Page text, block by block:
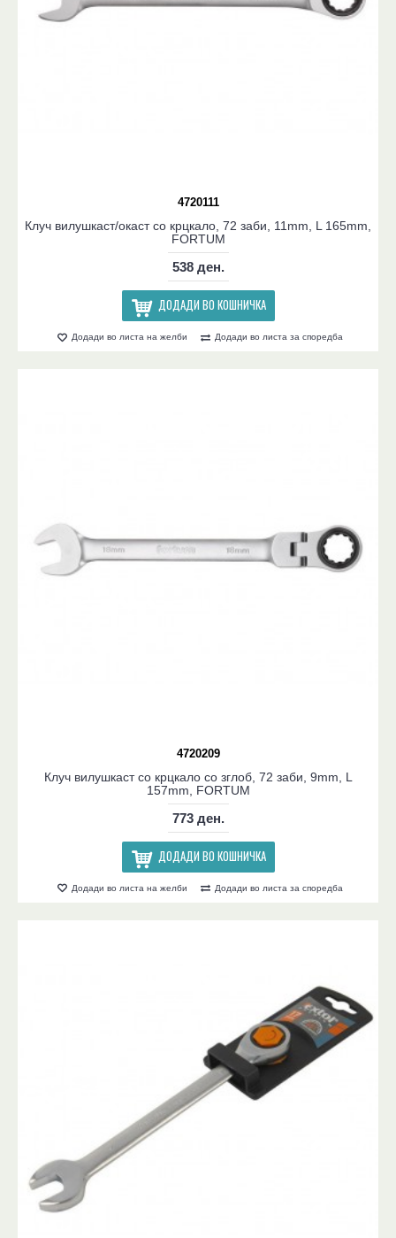
4720111
Клуч вилушкаст/окаст со крцкало, 72 заби, 11mm, L 165mm,
FORTUM
538 ден.
ДОДАДИ ВО КОШНИЧКА
Додади во листа на желби Додади во листа за споредба
4720209
Клуч вилушкаст со крцкало со зглоб, 72 заби, 9mm, L
157mm, FORTUM
773 ден.
ДОДАДИ ВО КОШНИЧКА
Додади во листа на желби Додади во листа за споредба